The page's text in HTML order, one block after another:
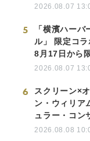
2026.08.07
5
「横濱ハー
ル」 限定コ
8月17日から
2026.08.07
6
スクリーン×
ン・ウィリア
ュラー・コン
2026.08.08